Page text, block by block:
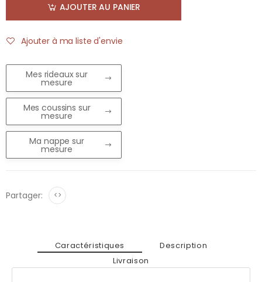
AJOUTER AU PANIER
Ajouter à ma liste d'envie
Mes rideaux sur
mesure
Mes coussins sur
mesure
Ma nappe sur
mesure
Partager: <>
Caractéristiques
Description
Livraison